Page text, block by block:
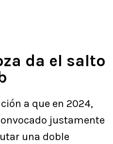
da el salto
a que en 2024,
justamente
una doble